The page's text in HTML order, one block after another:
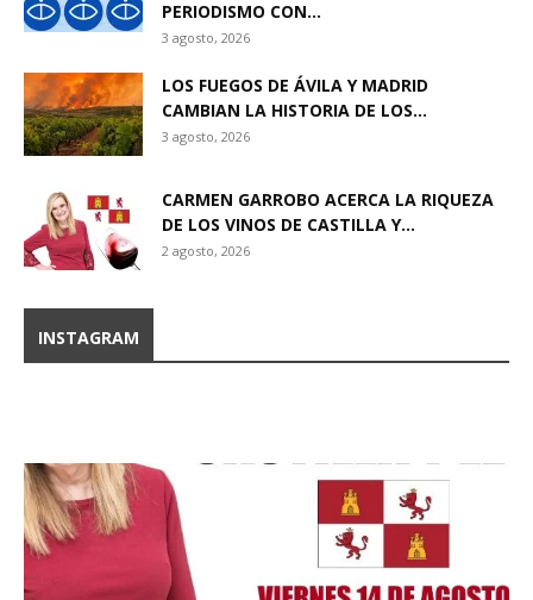
PERIODISMO CON...
3 agosto, 2026
LOS FUEGOS DE ÁVILA Y MADRID
CAMBIAN LA HISTORIA DE LOS...
3 agosto, 2026
CARMEN GARROBO ACERCA LA RIQUEZA
DE LOS VINOS DE CASTILLA Y...
2 agosto, 2026
INSTAGRAM